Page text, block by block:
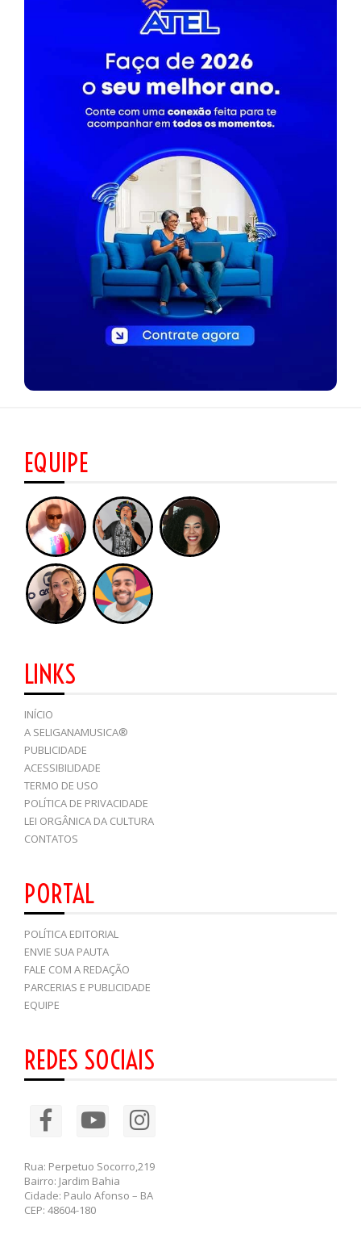
EQUIPE
LINKS
INÍCIO
A SELIGANAMUSICA®
PUBLICIDADE
ACESSIBILIDADE
TERMO DE USO
POLÍTICA DE PRIVACIDADE
LEI ORGÂNICA DA CULTURA
CONTATOS
PORTAL
POLÍTICA EDITORIAL
ENVIE SUA PAUTA
FALE COM A REDAÇÃO
PARCERIAS E PUBLICIDADE
EQUIPE
REDES SOCIAIS
Rua: Perpetuo Socorro,219
Bairro: Jardim Bahia
Cidade: Paulo Afonso – BA
CEP: 48604-180